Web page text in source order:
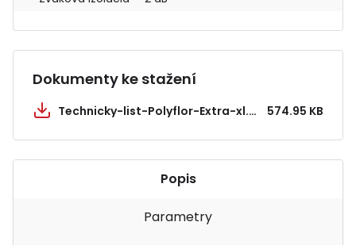
Dokumenty ke stažení
Technicky-list-Polyflor-Extra-xl.pdf 574.95 KB
Popis
Parametry